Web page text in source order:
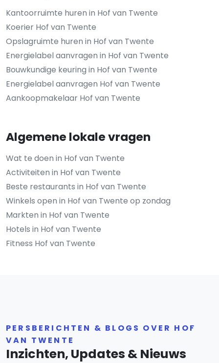
Kantoorruimte huren in Hof van Twente
Koerier Hof van Twente
Opslagruimte huren in Hof van Twente
Energielabel aanvragen in Hof van Twente
Bouwkundige keuring in Hof van Twente
Energielabel aanvragen Hof van Twente
Aankoopmakelaar Hof van Twente
Algemene lokale vragen
Wat te doen in Hof van Twente
Activiteiten in Hof van Twente
Beste restaurants in Hof van Twente
Winkels open in Hof van Twente op zondag
Markten in Hof van Twente
Hotels in Hof van Twente
Fitness Hof van Twente
PERSBERICHTEN & BLOGS OVER HOF
VAN TWENTE
Inzichten, Updates & Nieuws